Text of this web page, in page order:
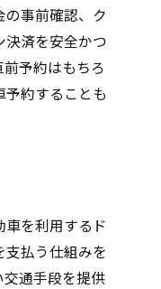
事前確認、ク
決済を安全かつ
予約はもちろ
約することも
を利用するド
払う仕組みを
通手段を提供